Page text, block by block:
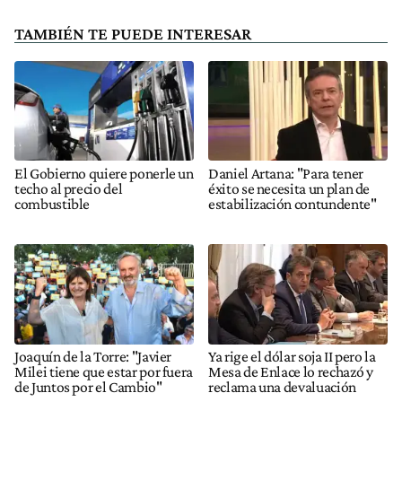
TAMBIÉN TE PUEDE INTERESAR
El Gobierno quiere ponerle un
techo al precio del
combustible
Daniel Artana: "Para tener
éxito se necesita un plan de
estabilización contundente"
Joaquín de la Torre: "Javier
Milei tiene que estar por fuera
de Juntos por el Cambio"
Ya rige el dólar soja II pero la
Mesa de Enlace lo rechazó y
reclama una devaluación